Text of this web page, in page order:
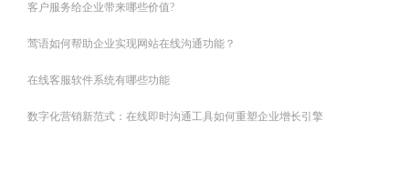
客户服务给企业带来哪些价值?
莺语如何帮助企业实现网站在线沟通功能？
在线客服软件系统有哪些功能
‌数字化营销新范式：在线即时沟通工具如何重塑企业增长引擎